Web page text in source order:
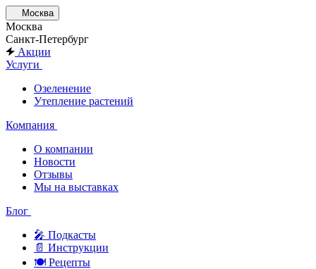
Москва
Москва
Санкт-Петербург
Акции
Услуги
Озеленение
Утепление растений
Компания
О компании
Новости
Отзывы
Мы на выставках
Блог
🎤︎︎ Подкасты
📄 Инструкции
🍽 Рецепты